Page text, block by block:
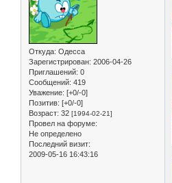
Откуда: Одесса
Зарегистрирован: 2006-04-26
Приглашений: 0
Сообщений: 419
Уважение: [+0/-0]
Позитив: [+0/-0]
Возраст: 32 [1994-02-21]
Провел на форуме:
Не определено
Последний визит:
2009-05-16 16:43:16